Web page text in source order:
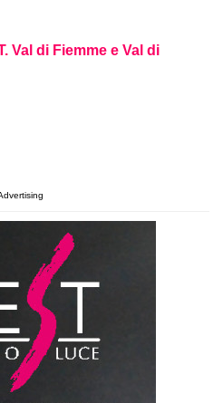
Val di Fiemme e Val di